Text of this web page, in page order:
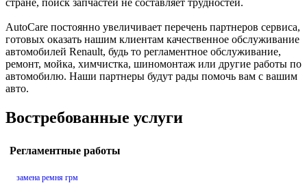
стране, поиск запчастей не составляет трудностей.
AutoCare постоянно увеличивает перечень партнеров сервиса,
готовых оказать нашим клиентам качественное обслуживание
автомобилей Renault, будь то регламентное обслуживание,
ремонт, мойка, химчистка, шиномонтаж или другие работы по
автомобилю. Наши партнеры будут рады помочь вам с вашим
авто.
Востребованные услуги
Регламентные работы
замена ремня грм